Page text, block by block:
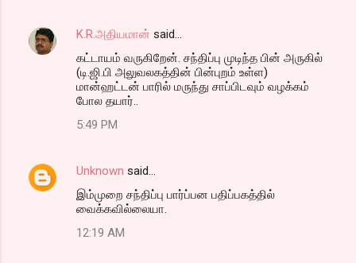
K.R.அதியமான் said…
கட்டாயம் வருகிறேன். சந்திப்பு முடிந்த பின் அருகில்
(டி.ஜி.பி அலுவலகத்தின் பின்புறம் உள்ள)
மான்ஹட்டன் பாரில் மருந்து சாப்பிடவும் வழக்கம்
போல தயார்..
5:49 PM
Unknown said…
இம்முறை சந்திப்பு பார்ப்பன பதிப்பகத்தில்
வைக்கவில்லையா.
12:19 AM